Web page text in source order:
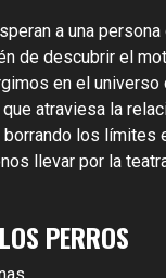
a una persona
de descubrir el
en el universo
atraviesa la
borrando los límites
llevar por la
PERROS